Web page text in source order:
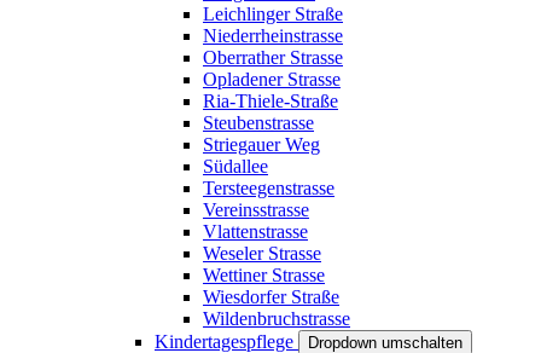
Leichlinger Straße
Niederrheinstrasse
Oberrather Strasse
Opladener Strasse
Ria-Thiele-Straße
Steubenstrasse
Striegauer Weg
Südallee
Tersteegenstrasse
Vereinsstrasse
Vlattenstrasse
Weseler Strasse
Wettiner Strasse
Wiesdorfer Straße
Wildenbruchstrasse
Kindertagespflege
Dropdown umschalten